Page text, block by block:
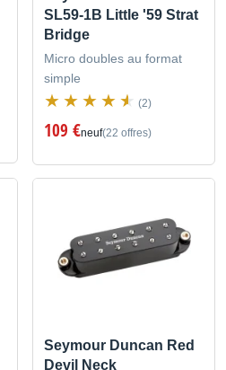
SL59-1B Little '59 Strat
Bridge
Micro doubles au format
simple
(2)
109 €neuf(22 offres)
Seymour Duncan Red
Devil Neck